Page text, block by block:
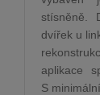
stísněně.
dvířek u
aplikace
S